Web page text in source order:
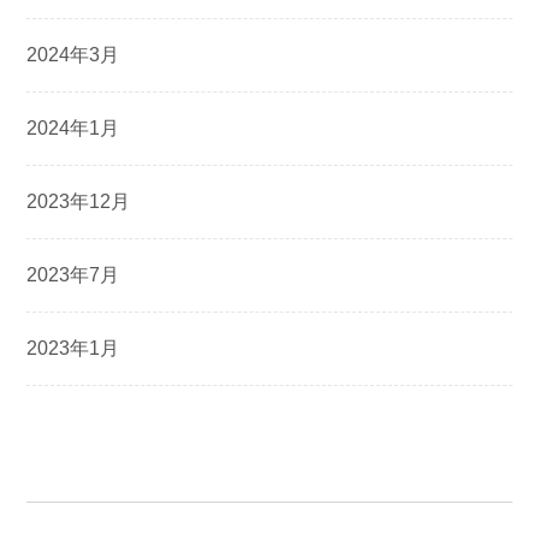
2024年3月
2024年1月
2023年12月
2023年7月
2023年1月